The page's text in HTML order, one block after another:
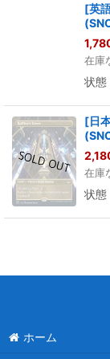
[英
在庫
状態
[日
在庫
状態
ホーム